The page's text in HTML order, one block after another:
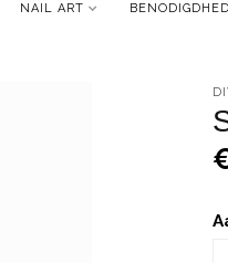
NAIL ART